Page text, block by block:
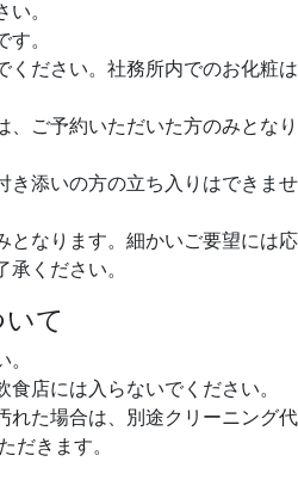
。
。
ください。社務所内でのお化粧は
、ご予約いただいた方のみとなり
き添いの方の立ち入りはできませ
となります。細かいご要望には応
承ください。
て
店には入らないでください。
れた場合は、別途クリーニング代
だきます。